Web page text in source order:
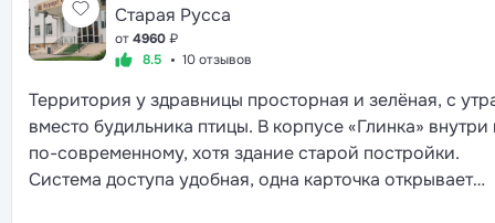
Старая Русса
от4960₽
8.5
10 отзывов
Территория у здравницы просторная и зелёная, с
вместо будильника птицы. В корпусе «Глинка» внутри
по-современному, хотя здание старой постройки.
Система доступа удобная, одна карточка открывает